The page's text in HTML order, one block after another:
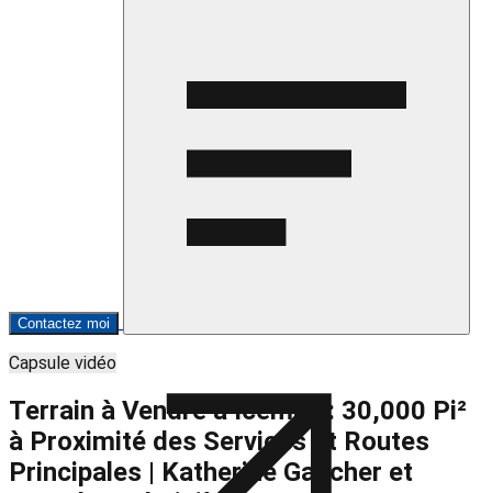
Contactez moi
Capsule vidéo
Terrain à Vendre à Iceman : 30,000 Pi²
à Proximité des Services et Routes
Principales | Katherine Gaucher et